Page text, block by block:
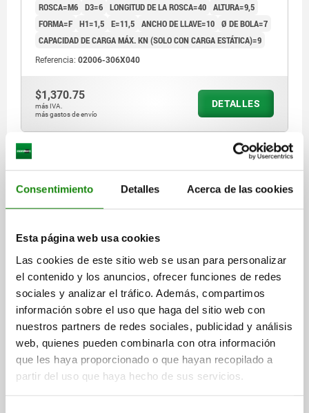
Consentimiento Detalles Acerca de las cookies
Esta página web usa cookies
Las cookies de este sitio web se usan para personalizar
el contenido y los anuncios, ofrecer funciones de redes
sociales y analizar el tráfico. Además, compartimos
información sobre el uso que haga del sitio web con
nuestros partners de redes sociales, publicidad y análisis
web, quienes pueden combinarla con otra información
que les haya proporcionado o que hayan recopilado a
partir del uso que haya hecho de sus servicios.
ROSCA=M6 D3=6 LONGITUD DE LA ROSCA=40 ALTURA=9,5
FORMA=F H1=1,5 E=11,5 ANCHO DE LLAVE=10 Ø DE BOLA=7
CAPACIDAD DE CARGA MÁX. KN (SOLO CON CARGA ESTÁTICA)=9
Referencia: 02006-306X040
$1,370.75
más IVA.
más gastos de envío
DETALLES
SOPORTE BOLA OSCILANTE CON JUNTA TÓRICA,
FORMA:F ACERO TEMPLE+REVENI., AJUSTABLE,
COMP:ACERO P. HERRAMIENTAS, SW=13
ROSCA=M8 D3=8,5 LONGITUD DE LA ROSCA=12 ALTURA=13
FORMA=F
H1=1,5 E=15 ANCHO DE LLAVE=13 Ø DE BOLA=10
CAPACIDAD DE CARGA MÁX. KN (SOLO CON CARGA ESTÁTICA)=15
Referencia:02006-308X012